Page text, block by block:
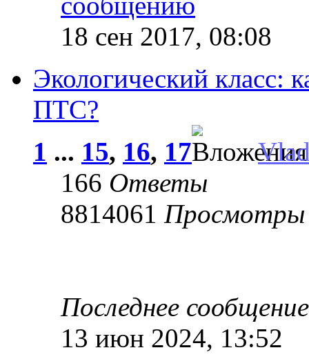
18 сен 2017, 08:08
Экологический класс:
ПТС?
1 ... 15, 16, 17
166 Ответы
8814061 Просмотры
Последнее
13 июн 2024, 13:52